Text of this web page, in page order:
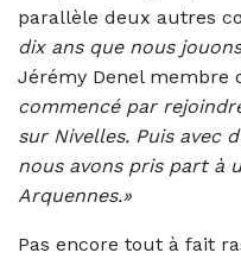
parallèle deux autres
dix ans que nous
Jérémy Denel membre
commencé par
sur Nivelles. Puis avec
nous avons pris part à
Arquennes.»
Pas encore tout à fait